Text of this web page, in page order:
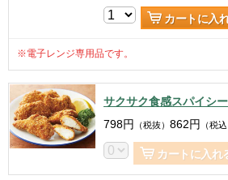
カートに入
※電子レンジ専用品です。
サクサク食感スパイシ
798円 （税抜） 862円 （税込
カートに入れ